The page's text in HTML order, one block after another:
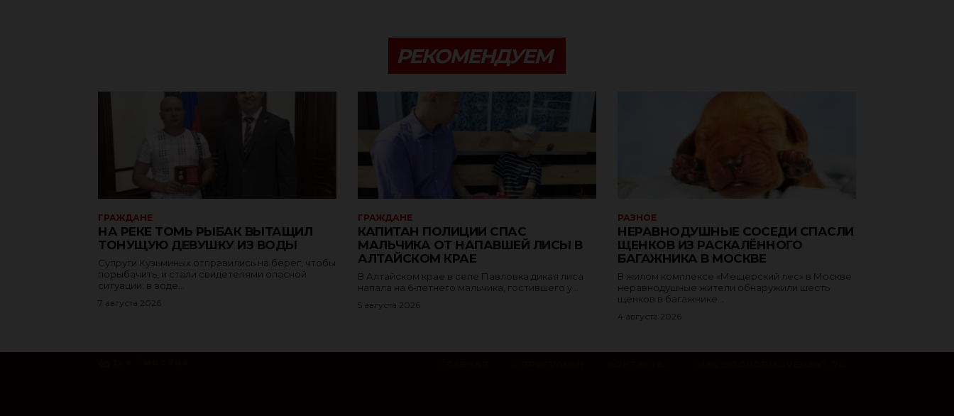
РЕКОМЕНДУЕМ
ГРАЖДАНЕ
НА РЕКЕ ТОМЬ РЫБАК ВЫТАЩИЛ
ТОНУЩУЮ ДЕВУШКУ ИЗ ВОДЫ
Супруги Кузьминых отправились на берег, чтобы
порыбачить, и стали свидетелями опасной
ситуации: в воде...
7 августа 2026
ГРАЖДАНЕ
КАПИТАН ПОЛИЦИИ СПАС
МАЛЬЧИКА ОТ НАПАВШЕЙ ЛИСЫ В
АЛТАЙСКОМ КРАЕ
В Алтайском крае в селе Павловка дикая лиса
напала на 6‑летнего мальчика, гостившего у...
5 августа 2026
РАЗНОЕ
НЕРАВНОДУШНЫЕ СОСЕДИ СПАСЛИ
ЩЕНКОВ ИЗ РАСКАЛЁННОГО
БАГАЖНИКА В МОСКВЕ
В жилом комплексе «Мещерский лес» в Москве
неравнодушные жители обнаружили шесть
щенков в багажнике...
4 августа 2026